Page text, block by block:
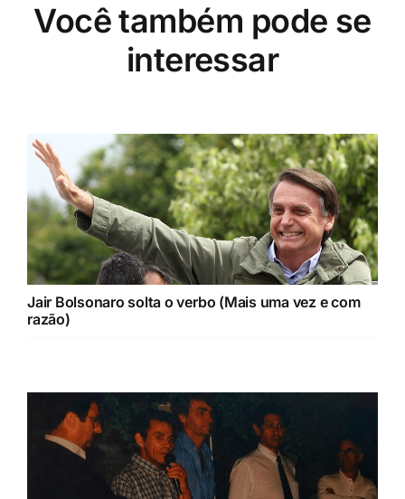
Você também pode se
interessar
Jair Bolsonaro solta o verbo (Mais uma vez e com
razão)